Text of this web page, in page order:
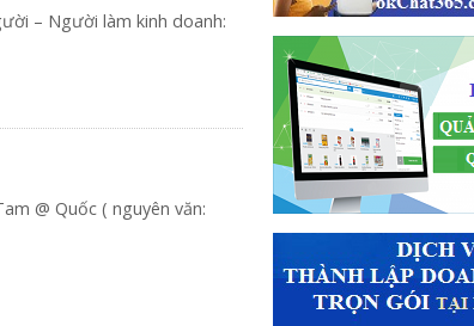
– Người làm kinh doanh:
@ Quốc ( nguyên văn: